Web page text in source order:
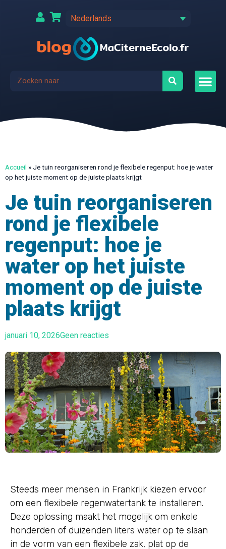
Nederlands
Accueil »Je tuin reorganiseren rond je flexibele regenput: hoe je water
op het juiste moment op de juiste plaats krijgt
Je tuin reorganiseren
rond je flexibele
regenput: hoe je
water op het juiste
moment op de juiste
plaats krijgt
januari 10, 2026Geen reacties
Steeds meer mensen in Frankrijk kiezen ervoor
om een flexibele regenwatertank te installeren.
Deze oplossing maakt het mogelijk om enkele
honderden of duizenden liters water op te slaan
in de vorm van een flexibele zak, plat op de